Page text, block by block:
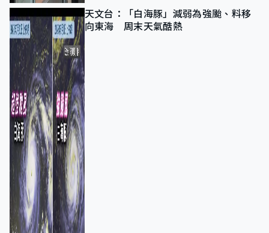
天文台：「白海豚」減弱為強颱、料移
向東海 周末天氣酷熱